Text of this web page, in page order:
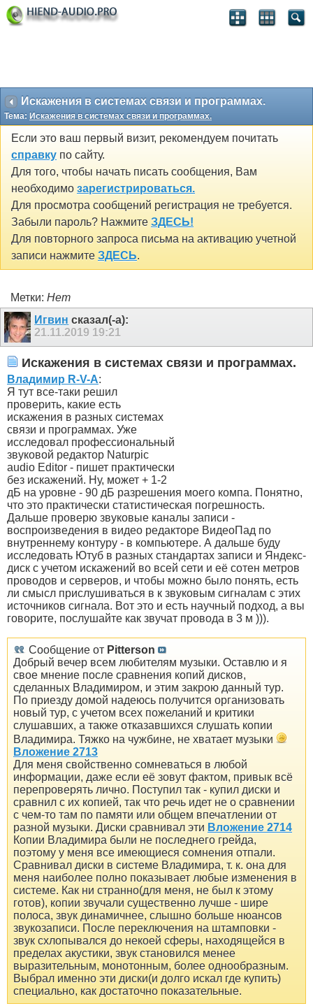
Искажения в системах связи и программах.
Тема: Искажения в системах связи и программах.
Если это ваш первый визит, рекомендуем почитать
справку по сайту.
Для того, чтобы начать писать сообщения, Вам
необходимо зарегистрироваться.
Для просмотра сообщений регистрация не требуется.
Забыли пароль? Нажмите ЗДЕСЬ!
Для повторного запроса письма на активацию учетной
записи нажмите ЗДЕСЬ.
Метки: Нет
Игвин сказал(-а):
21.11.2019 19:21
Искажения в системах связи и программах.
Владимир R-V-A:
Я тут все-таки решил
проверить, какие есть
искажения в разных системах
связи и программах. Уже
исследовал профессиональный
звуковой редактор Naturpic
audio Editor - пишет практически
без искажений. Ну, может + 1-2
дБ на уровне - 90 дБ разрешения моего компа. Понятно,
что это практически статистическая погрешность.
Дальше проверю звуковые каналы записи -
воспроизведения в видео редакторе ВидеоПад по
внутреннему контуру - в компьютере. А дальше буду
исследовать Ютуб в разных стандартах записи и Яндекс-
диск с учетом искажений во всей сети и её сотен метров
проводов и серверов, и чтобы можно было понять, есть
ли смысл прислушиваться в к звуковым сигналам с этих
источников сигнала. Вот это и есть научный подход, а вы
говорите, послушайте как звучат провода в 3 м ))).
Сообщение от Pitterson
Добрый вечер всем любителям музыки. Оставлю и я
свое мнение после сравнения копий дисков,
сделанных Владимиром, и этим закрою данный тур.
По приезду домой надеюсь получится организовать
новый тур, с учетом всех пожеланий и критики
слушавших, а также отказавшихся слушать копии
Владимира. Тяжко на чужбине, не хватает музыки
Вложение 2713
Для меня свойственно сомневаться в любой
информации, даже если её зовут фактом, привык всё
перепроверять лично. Поступил так - купил диски и
сравнил с их копией, так что речь идет не о сравнении
с чем-то там по памяти или общем впечатлении от
разной музыки. Диски сравнивал эти Вложение 2714
Копии Владимира были не последнего грейда,
поэтому у меня все имеющиеся сомнения отпали.
Сравнивал диски в системе Владимира, т. к. она для
меня наиболее полно показывает любые изменения в
системе. Как ни странно(для меня, не был к этому
готов), копии звучали существенно лучше - шире
полоса, звук динамичнее, слышно больше нюансов
звукозаписи. После переключения на штамповки -
звук схлопывался до некоей сферы, находящейся в
пределах акустики, звук становился менее
выразительным, монотонным, более однообразным.
Выбрал именно эти диски(и долго искал где купить)
специально, как достаточно показательные.